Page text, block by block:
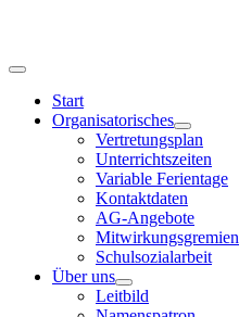
Start
Organisatorisches
Vertretungsplan
Unterrichtszeiten
Variable Ferientage
Kontaktdaten
AG-Angebote
Mitwirkungsgremien
Schulsozialarbeit
Über uns
Leitbild